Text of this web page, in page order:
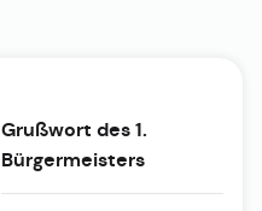
Grußwort des 1.
Bürgermeisters